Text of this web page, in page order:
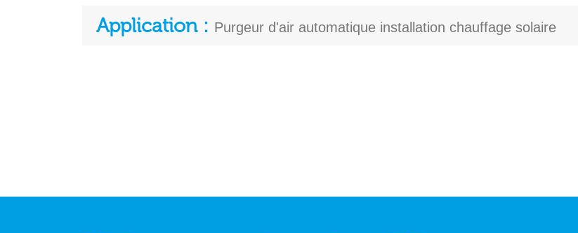
Application : Purgeur d'air automatique installation chauffage solaire